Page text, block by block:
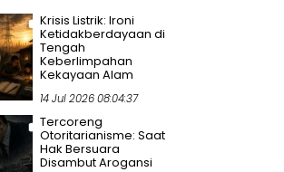
Krisis Listrik: Ironi
Ketidakberdayaan di
Tengah
Keberlimpahan
Kekayaan Alam
14 Jul 2026 08:04:37
Tercoreng
Otoritarianisme: Saat
Hak Bersuara
Disambut Arogansi